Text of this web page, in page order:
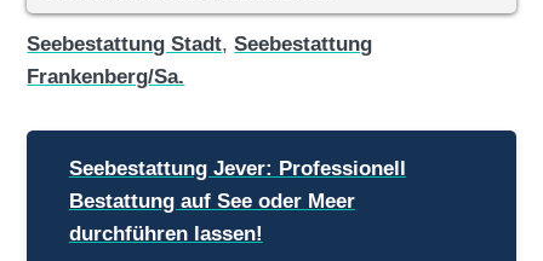
Seebestattung Stadt,Seebestattung
Frankenberg/Sa.
Beitragsnavigation
Seebestattung Jever: Professionell
Bestattung auf See oder Meer
durchführen lassen!